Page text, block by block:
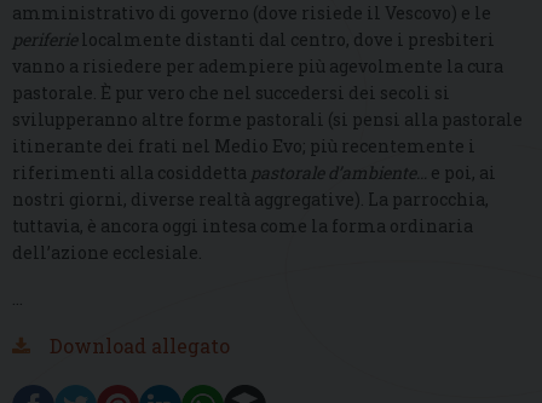
amministrativo di governo (dove risiede il Vescovo) e le
periferielocalmente distanti dal centro, dove i presbiteri
vanno a risiedere per adempiere più agevolmente la cura
pastorale. È pur vero che nel succedersi dei secoli si
svilupperanno altre forme pastorali (si pensi alla pastorale
itinerante dei frati nel Medio Evo; più recentemente i
riferimenti alla cosiddetta pastorale d’ambiente… e poi, ai
nostri giorni, diverse realtà aggregative). La parrocchia,
tuttavia, è ancora oggi intesa come la forma ordinaria
dell’azione ecclesiale.
…
Download allegato